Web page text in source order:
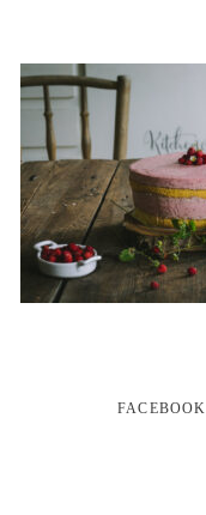
FACEBOOK